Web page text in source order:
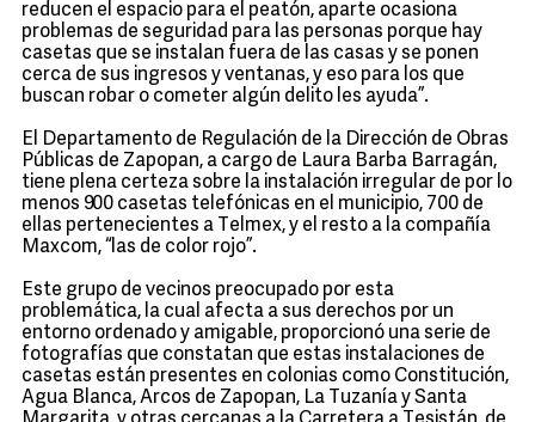
reducen el espacio para el peatón, aparte ocasiona
problemas de seguridad para las personas porque hay
casetas que se instalan fuera de las casas y se ponen
cerca de sus ingresos y ventanas, y eso para los que
buscan robar o cometer algún delito les ayuda”.
El Departamento de Regulación de la Dirección de Obras
Públicas de Zapopan, a cargo de Laura Barba Barragán,
tiene plena certeza sobre la instalación irregular de por lo
menos 900 casetas telefónicas en el municipio, 700 de
ellas pertenecientes a Telmex, y el resto a la compañía
Maxcom, “las de color rojo”.
Este grupo de vecinos preocupado por esta
problemática, la cual afecta a sus derechos por un
entorno ordenado y amigable, proporcionó una serie de
fotografías que constatan que estas instalaciones de
casetas están presentes en colonias como Constitución,
Agua Blanca, Arcos de Zapopan, La Tuzanía y Santa